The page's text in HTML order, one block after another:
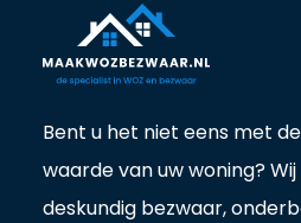
Bent u het niet eens met
waarde van uw woning?
deskundig bezwaar,